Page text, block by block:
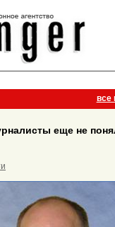
все
еще не